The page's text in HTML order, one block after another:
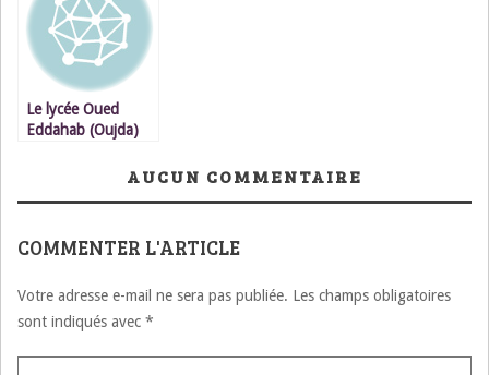
Le lycée Oued
Eddahab (Oujda)
AUCUN COMMENTAIRE
COMMENTER L'ARTICLE
Votre adresse e-mail ne sera pas publiée. Les champs obligatoires
sont indiqués avec *